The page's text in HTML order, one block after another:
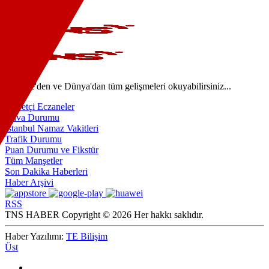
Türkiye'den ve Dünya'dan tüm gelişmeleri okuyabilirsiniz...
Nöbetçi Eczaneler
Hava Durumu
İstanbul Namaz Vakitleri
Trafik Durumu
Puan Durumu ve Fikstür
Tüm Manşetler
Son Dakika Haberleri
Haber Arşivi
RSS
TNS HABER Copyright © 2026 Her hakkı saklıdır.
Haber Yazılımı: TE Bilişim
Üst